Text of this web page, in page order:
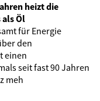
heizt die
als Öl
für Energie
den
einen
seit fast 90 Jahren
meh